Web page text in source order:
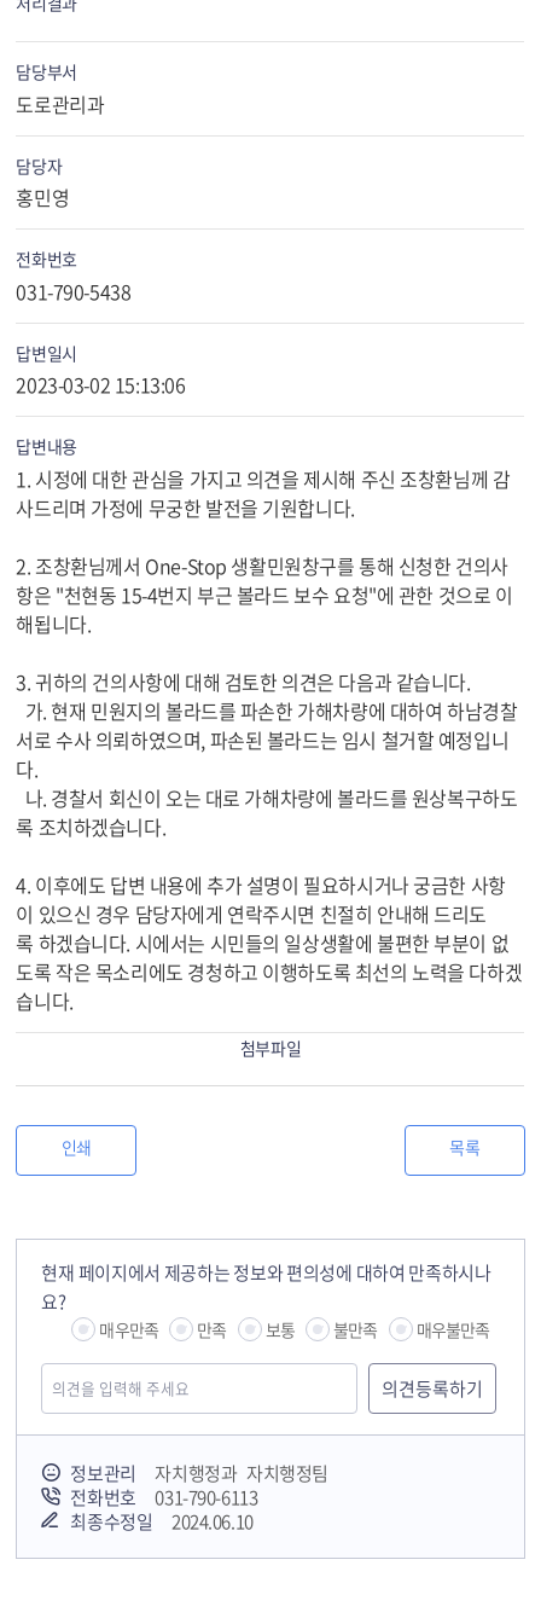
담당부서
도로관리과
담당자
홍민영
전화번호
031-790-5438
답변일시
2023-03-02 15:13:06
답변내용
1. 시정에 대한 관심을 가지고 의견을 제시해 주신 조창환님께 감
사드리며 가정에 무궁한 발전을 기원합니다.
2. 조창환님께서 One-Stop 생활민원창구를 통해 신청한 건의사
항은 "천현동 15-4번지 부근 볼라드 보수 요청"에 관한 것으로 이
해됩니다.
3. 귀하의 건의사항에 대해 검토한 의견은 다음과 같습니다.
가. 현재 민원지의 볼라드를 파손한 가해차량에 대하여 하남경찰
서로 수사 의뢰하였으며, 파손된 볼라드는 임시 철거할 예정입니
다.
나. 경찰서 회신이 오는 대로 가해차량에 볼라드를 원상복구하도
록 조치하겠습니다.
4. 이후에도 답변 내용에 추가 설명이 필요하시거나 궁금한 사항
이 있으신 경우 담당자에게 연락주시면 친절히 안내해 드리도
록 하겠습니다. 시에서는 시민들의 일상생활에 불편한 부분이 없
도록 작은 목소리에도 경청하고 이행하도록 최선의 노력을 다하겠
습니다.
첨부파일
인쇄 목록
현재 페이지에서 제공하는 정보와 편의성에 대하여 만족하시나
요?
매우만족 만족 보통 불만족 매우불만족
정보관리
자치행정과 자치행정팀
전화번호
031-790-6113
최종수정일
2024.06.10